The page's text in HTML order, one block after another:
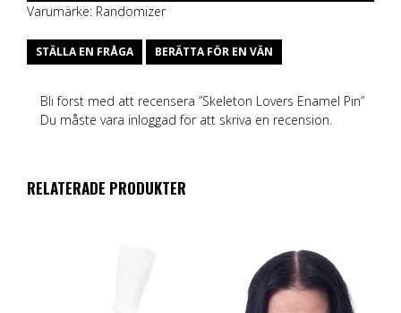
Varumärke: Randomizer
STÄLLA EN FRÅGA BERÄTTA FÖR EN VÄN
Bli först med att recensera ”Skeleton Lovers Enamel Pin”
Du måste vara inloggad för att skriva en recension.
RELATERADE PRODUKTER